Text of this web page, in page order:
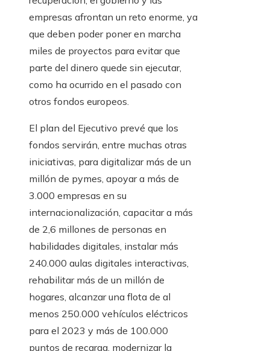
empresas afrontan un reto enorme, ya
que deben poder poner en marcha
miles de proyectos para evitar que
parte del dinero quede sin ejecutar,
como ha ocurrido en el pasado con
otros fondos europeos.
El plan del Ejecutivo prevé que los
fondos servirán, entre muchas otras
iniciativas, para digitalizar más de un
millón de pymes, apoyar a más de
3.000 empresas en su
internacionalización, capacitar a más
de 2,6 millones de personas en
habilidades digitales, instalar más
240.000 aulas digitales interactivas,
rehabilitar más de un millón de
hogares, alcanzar una flota de al
menos 250.000 vehículos eléctricos
para el 2023 y más de 100.000
puntos de recarga, modernizar la